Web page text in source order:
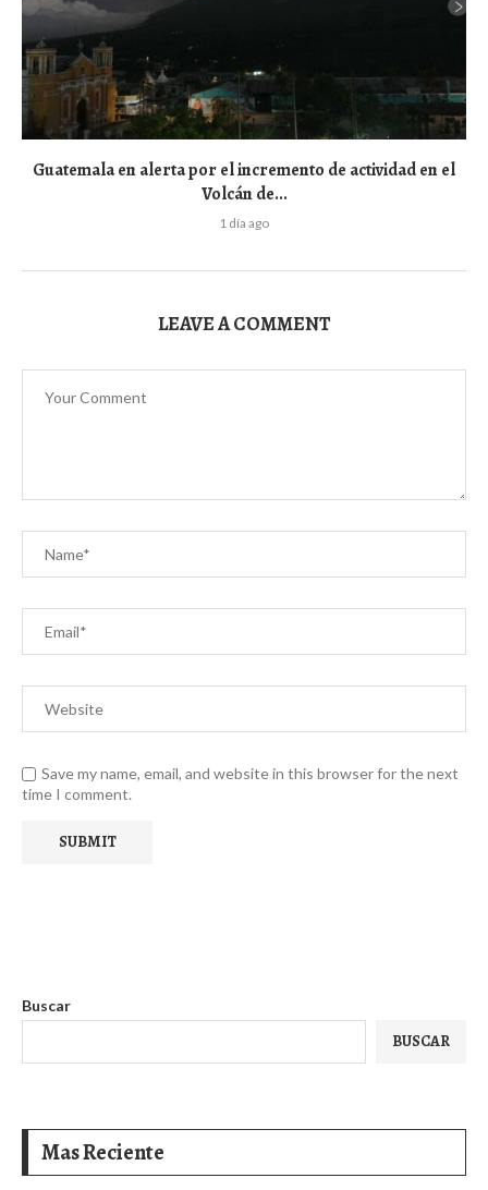
Guatemala en alerta por el incremento de actividad en el
Volcán de...
1 día ago
LEAVE A COMMENT
Save my name, email, and website in this browser for the next
time I comment.
Buscar
BUSCAR
Mas Reciente